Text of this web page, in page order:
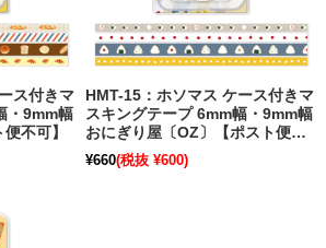
ス付きマ
・9mm幅
不可】
HMT-15：ホソマス ケース付きマ
スキングテープ 6mm幅・9mm幅
おにぎり屋〔OZ〕【ポスト便不
可】
¥660(税抜 ¥600)